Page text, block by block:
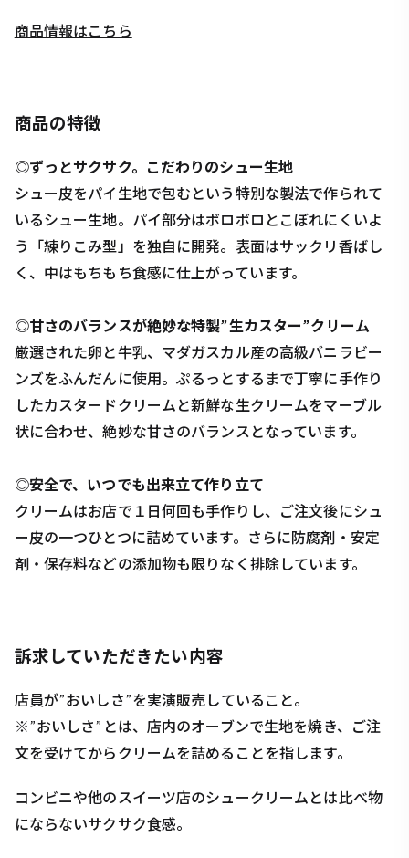
商品情報はこちら
商品の特徴
◎ずっとサクサク。こだわりのシュー生地
シュー皮をパイ生地で包むという特別な製法で作られて
いるシュー生地。パイ部分はボロボロとこぼれにくいよ
う「練りこみ型」を独自に開発。表面はサックリ香ばし
く、中はもちもち食感に仕上がっています。
◎甘さのバランスが絶妙な特製”生カスター”クリーム
厳選された卵と牛乳、マダガスカル産の高級バニラビー
ンズをふんだんに使用。ぷるっとするまで丁寧に手作り
したカスタードクリームと新鮮な生クリームをマーブル
状に合わせ、絶妙な甘さのバランスとなっています。
◎安全で、いつでも出来立て作り立て
クリームはお店で１日何回も手作りし、ご注文後にシュ
ー皮の一つひとつに詰めています。さらに防腐剤・安定
剤・保存料などの添加物も限りなく排除しています。
訴求していただきたい内容
店員が”おいしさ”を実演販売していること。
※”おいしさ”とは、店内のオーブンで生地を焼き、ご注
文を受けてからクリームを詰めることを指します。
コンビニや他のスイーツ店のシュークリームとは比べ物
にならないサクサク食感。